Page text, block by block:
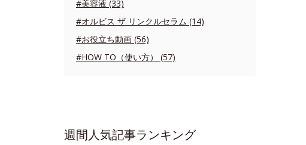
#美容液 (33)
#オルビス ザ リンクルセラム (14)
#お役立ち動画 (56)
#HOW TO（使い方） (57)
週間人気記事ランキング